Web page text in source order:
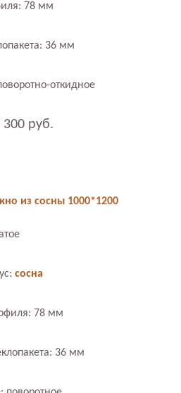
78 мм
36 мм
откидное
руб.
из сосны 1000*1200
сосна
78 мм
36 мм